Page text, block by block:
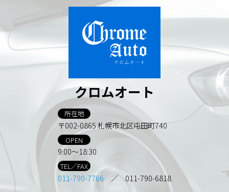
クロムオート
所在地
〒002-0865 札幌市北区屯田町740
OPEN
9:00～18:30
TEL／FAX
011-790-7766 ／ 011-790-6818